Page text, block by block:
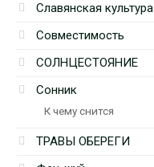
Славянская культура
Совместимость
СОЛНЦЕСТОЯНИЕ
Сонник
К чему снится
ТРАВЫ ОБЕРЕГИ